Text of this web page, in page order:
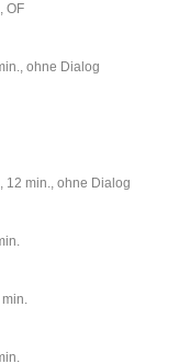
OF
ohne Dialog
12 min., ohne Dialog
min.